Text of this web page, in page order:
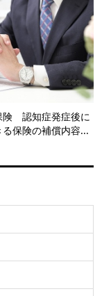
険 認知症発症後に
る保険の補償内容...